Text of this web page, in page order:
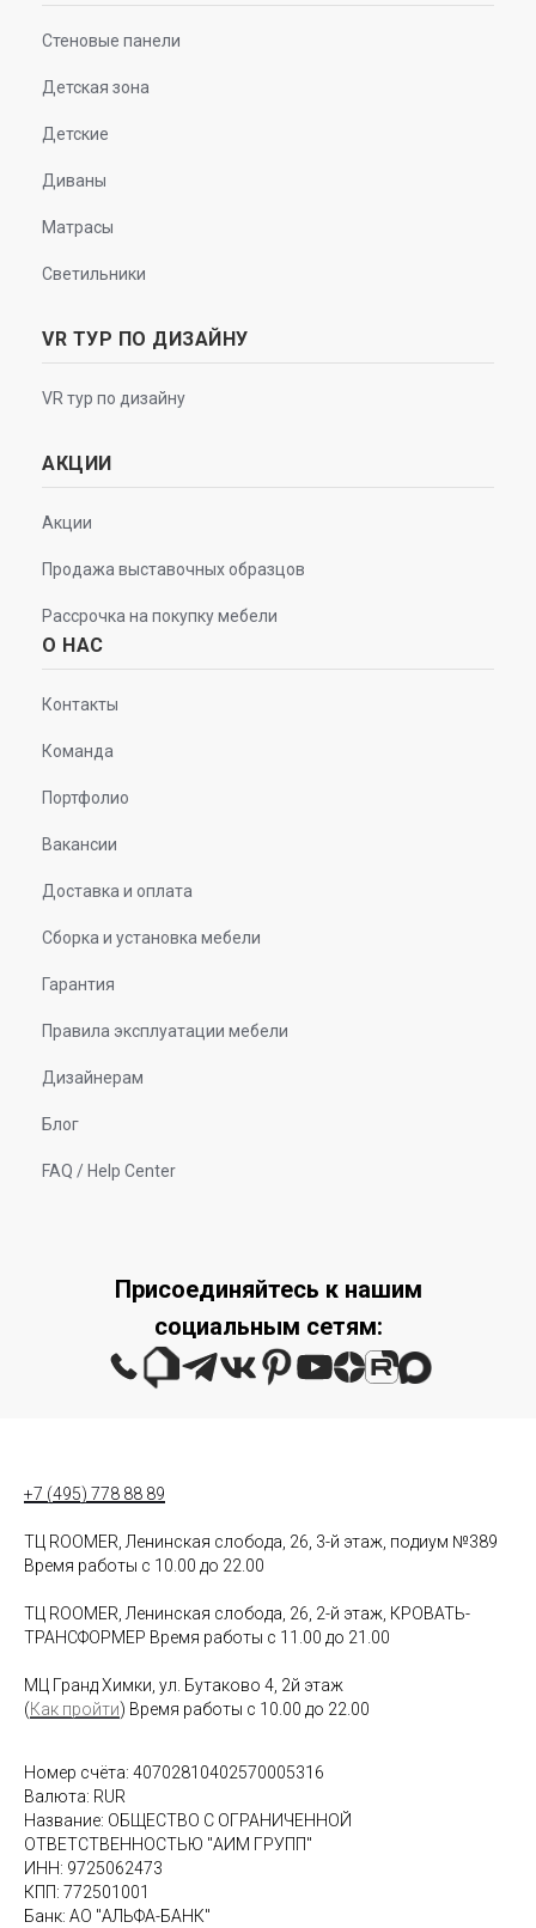
Стеновые панели
Детская зона
Детские
Диваны
Матрасы
Светильники
VR ТУР ПО ДИЗАЙНУ
VR тур по дизайну
АКЦИИ
Акции
Продажа выставочных образцов
Рассрочка на покупку мебели
О НАС
Контакты
Команда
Портфолио
Вакансии
Доставка и оплата
Сборка и установка мебели
Гарантия
Правила эксплуатации мебели
Дизайнерам
Блог
FAQ / Help Center
Присоединяйтесь к нашим
социальным сетям:
+7 (495) 778 88 89
ТЦ ROOMER, Ленинская слобода, 26, 3-й этаж, подиум №389
Время работы с 10.00 до 22.00
ТЦ ROOMER, Ленинская слобода, 26, 2-й этаж, КРОВАТЬ-
ТРАНСФОРМЕР Время работы с 11.00 до 21.00
МЦ Гранд Химки, ул. Бутаково 4, 2й этаж
(Как пройти) Время работы с 10.00 до 22.00
Номер счёта: 40702810402570005316
Валюта: RUR
Название: ОБЩЕСТВО С ОГРАНИЧЕННОЙ
ОТВЕТСТВЕННОСТЬЮ "АИМ ГРУПП"
ИНН: 9725062473
КПП: 772501001
Банк: АО "АЛЬФА-БАНК"